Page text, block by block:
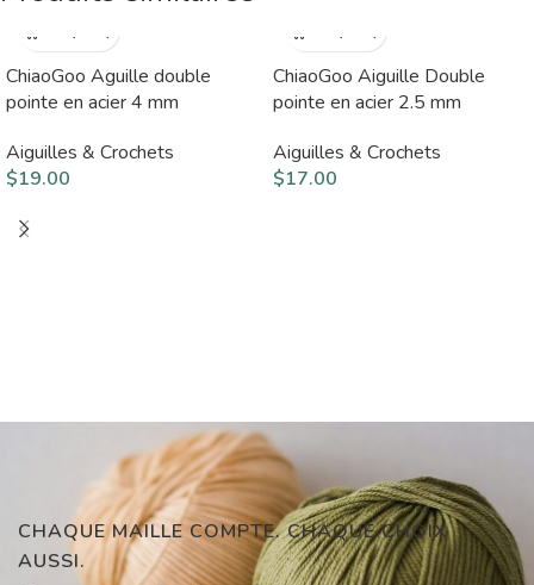
ChiaoGoo Aguille double
pointe en acier 4 mm
Aiguilles & Crochets
$19.00
ChiaoGoo Aiguille Double
pointe en acier 2.5 mm
Aiguilles & Crochets
$17.00
CHAQUE MAILLE COMPTE. CHAQUE CHOIX
AUSSI.